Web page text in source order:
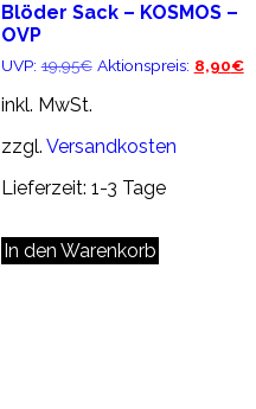
Blöder Sack – KOSMOS –
OVP
UVP: 19,95€ Ursprünglicher
Aktionspreis: 8,90€
inkl. MwSt.
zzgl. Versandkosten
Lieferzeit: 1-3 Tage
In den Warenkorb